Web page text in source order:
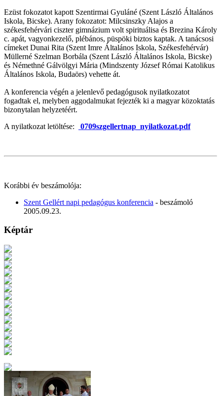
Ezüst fokozatot kapott Szentirmai Gyuláné (Szent László Általános
Iskola, Bicske). Arany fokozatot: Milcsinszky Alajos a
székesfehérvári ciszter gimnázium volt spirituálisa és Brezina Károly
c. apát, vagyonkezelő, plébános, püspöki biztos kaptak. A tanácsosi
címeket Dunai Rita (Szent Imre Általános Iskola, Székesfehérvár)
Müllerné Szelman Borbála (Szent László Általános Iskola, Bicske)
és Némethné Gálvölgyi Mária (Mindszenty József Római Katolikus
Általános Iskola, Budaörs) vehette át.
A konferencia végén a jelenlevő pedagógusok nyilatkozatot
fogadtak el, melyben aggodalmukat fejezték ki a magyar közoktatás
bizonytalan helyzetéért.
A nyilatkozat letöltése:
0709szgellertnap_nyilatkozat.pdf
Korábbi év beszámolója:
Szent Gellért napi pedagógus konferencia - beszámoló
2005.09.23.
Képtár